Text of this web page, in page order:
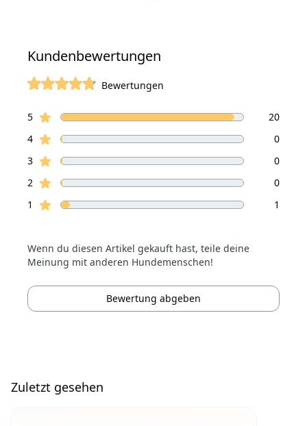
Kundenbewertungen
Bewertungen
Bewertungen
5Sterne Bewertungen
20
4Sterne Bewertungen
0
3Sterne Bewertungen
0
2 Sterne Bewertungen
0
1
Sterne Bewertungen 1
Wenn du diesen Artikel gekauft hast, teile deine
Meinung mit anderen Hundemenschen!
Bewertung abgeben
Zuletzt gesehen